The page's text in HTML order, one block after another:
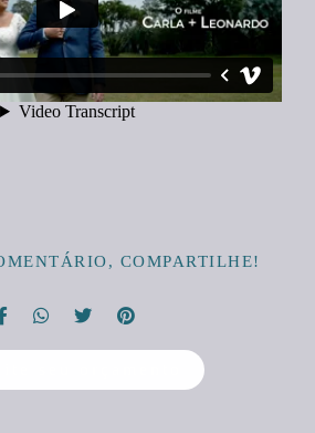
COMPARTILHE!